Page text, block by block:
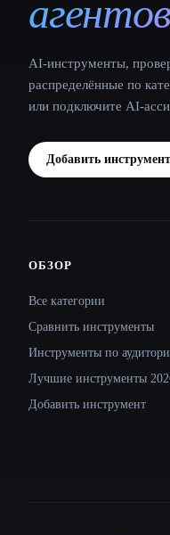
агентов
AI-инструменты,
распределённые по
или подключите AI-
Добавить инструмент
Site navigation
ОБЗОР
Все категории
Сравнить инструменты
Инструменты по
Лучшие инструменты
Добавить инструмент